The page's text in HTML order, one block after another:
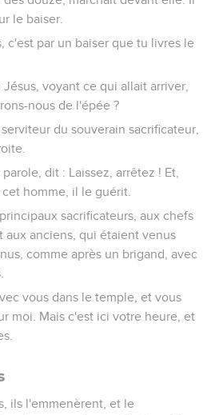
le baiser.
c'est par un baiser que tu livres le
voyant ce qui allait arriver,
nous de l'épée ?
du souverain sacrificateur,
dit : Laissez, arrêtez ! Et,
homme, il le guérit.
sacrificateurs, aux chefs
aux anciens, qui étaient venus
comme après un brigand, avec
vous dans le temple, et vous
moi. Mais c'est ici votre heure, et
ils l'emmenèrent, et le